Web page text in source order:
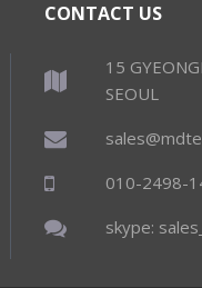
CONTACT US
15
SEOUL
010-2498-
skype: